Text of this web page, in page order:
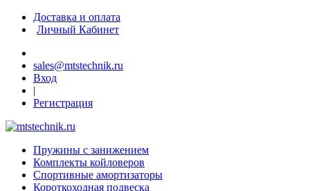
Доставка и оплата
Личный Кабинет
sales@mtstechnik.ru
Вход
|
Регистрация
Пружины с занижением
Комплекты койловеров
Спортивные амортизаторы
Короткоходная подвеска